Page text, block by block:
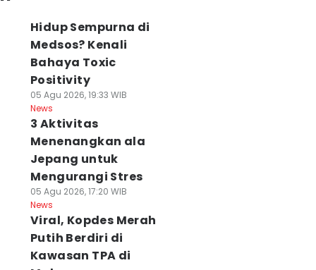
Hidup Sempurna di
Medsos? Kenali
Bahaya Toxic
Positivity
05 Agu 2026, 19:33 WIB
News
3 Aktivitas
Menenangkan ala
Jepang untuk
Mengurangi Stres
05 Agu 2026, 17:20 WIB
News
Viral, Kopdes Merah
Putih Berdiri di
Kawasan TPA di